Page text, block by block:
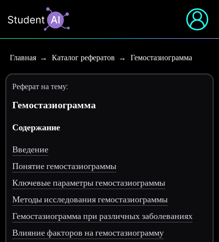
Главная Каталог рефератов Гемостазиограмма
Реферат на тему:
Гемостазиограмма
Содержание
Введение
Понятие гемостазиограммы
Ключевые параметры гемостазиограммы
Методы исследования гемостазиограммы
Гемостазиограмма при различных заболеваниях
Влияние факторов на гемостазиограмму